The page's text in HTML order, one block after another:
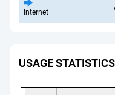
Internet
USAGE STATISTICS